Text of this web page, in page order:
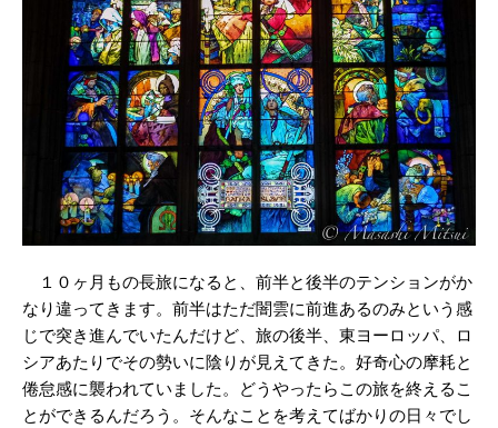
１０ヶ月もの長旅になると、前半と後半のテンションがか
なり違ってきます。前半はただ闇雲に前進あるのみという感
じで突き進んでいたんだけど、旅の後半、東ヨーロッパ、ロ
シアあたりでその勢いに陰りが見えてきた。好奇心の摩耗と
倦怠感に襲われていました。どうやったらこの旅を終えるこ
とができるんだろう。そんなことを考えてばかりの日々でし